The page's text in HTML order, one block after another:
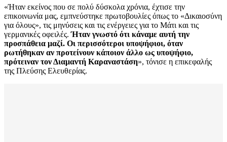
«Ήταν εκείνος που σε πολύ δύσκολα χρόνια, έχτισε την
επικοινωνία μας, εμπνεύστηκε πρωτοβουλίες όπως το «Δικαιοσύνη
για όλους», τις μηνύσεις και τις ενέργειες για το Μάτι και τις
γερμανικές οφειλές.Ήταν γνωστό ότι κάναμε αυτή την
προσπάθεια μαζί. Οι περισσότεροι υποψήφιοι, όταν
ρωτήθηκαν αν προτείνουν κάποιον άλλο ως υποψήφιο,
πρότειναν τον Διαμαντή Καραναστάση», τόνισε η επικεφαλής
της Πλεύσης Ελευθερίας.